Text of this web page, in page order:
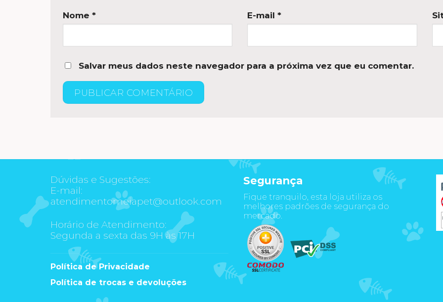
Nome * E-mail*
Salvar meus dados neste navegador para a próxima vez que eu comentar.
Dúvidas e Sugestões:
E-mail:
atendimentomeiapet@outlook.com
Horário de Atendimento:
Segunda a sexta das 9H às 17H
Política de Privacidade
Política de trocas e devoluções
Segurança
Fique tranquilo, esta loja utiliza os
melhores padrões de segurança do
mercado.